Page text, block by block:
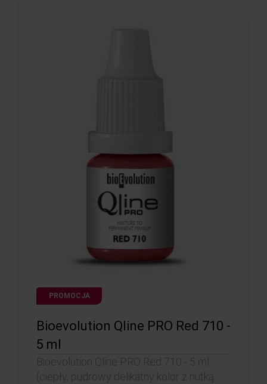
PROMOCJA
Bioevolution Qline PRO Red 710 -
5 ml
Bioevolution Qline PRO Red 710 - 5 ml
(ciepły, pudrowy delikatny kolor z nutką